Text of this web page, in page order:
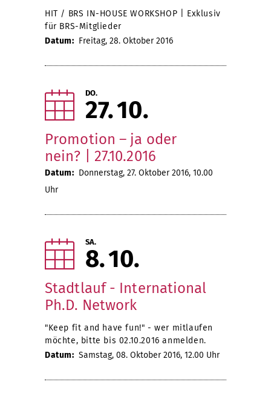
HIT / BRS IN-HOUSE WORKSHOP | Exklusiv
für BRS-Mitglieder
Datum: Freitag, 28. Oktober 2016
DO.
27 10
Promotion – ja oder
nein? | 27.10.2016
Datum: Donnerstag, 27. Oktober 2016, 10.00
Uhr
SA.
8 10
Stadtlauf - International
Ph.D. Network
"Keep fit and have fun!" - wer mitlaufen
möchte, bitte bis 02.10.2016 anmelden.
Datum: Samstag, 08. Oktober 2016, 12.00 Uhr